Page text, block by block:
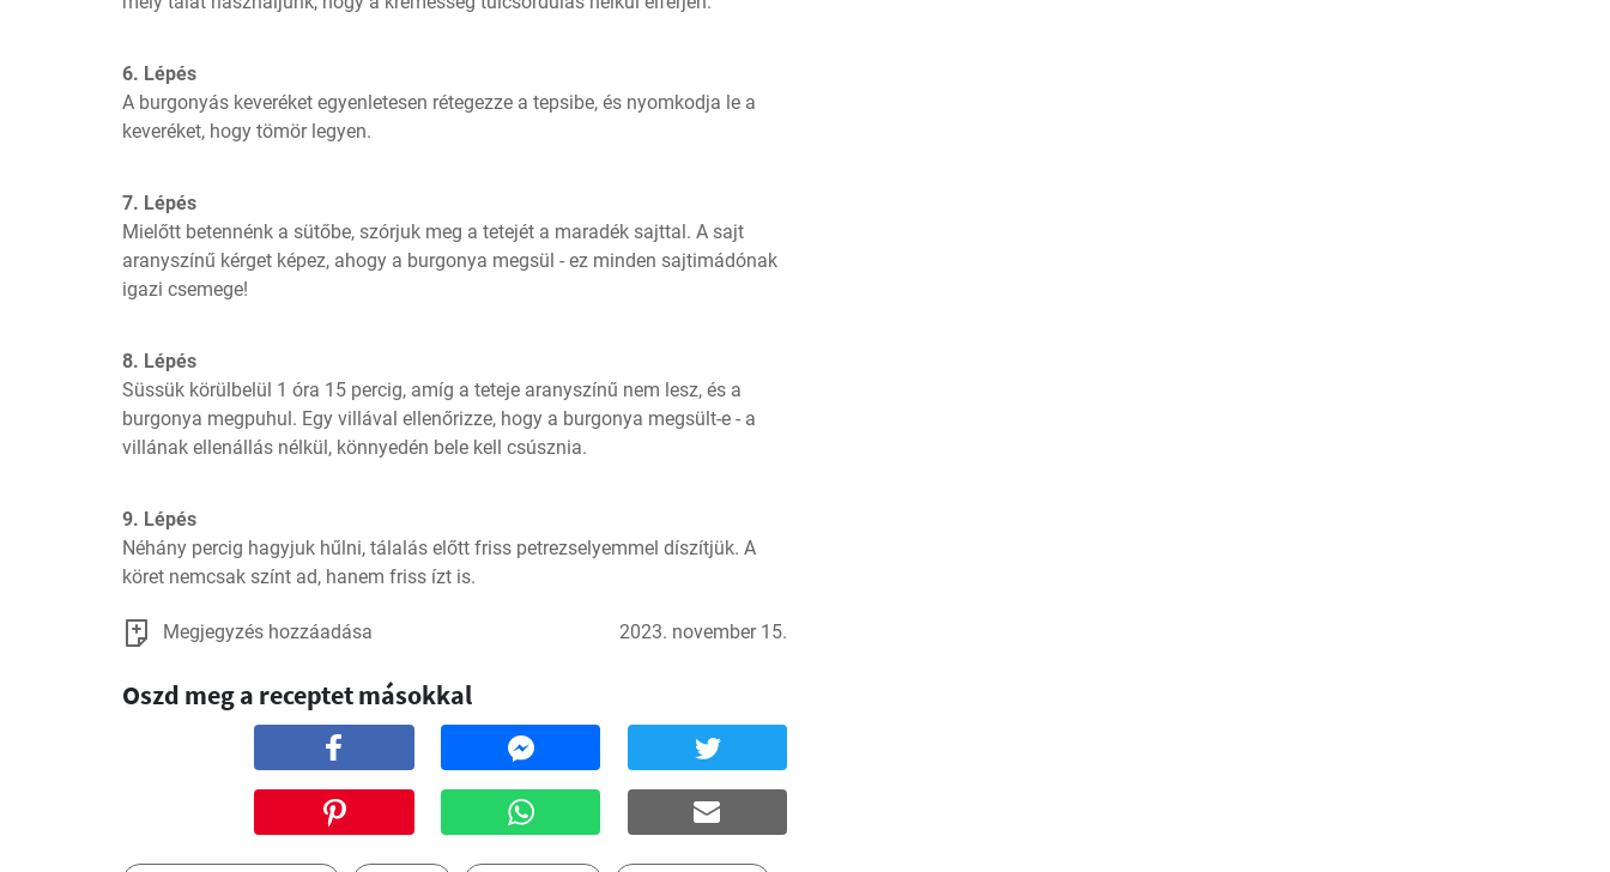
6. Lépés
A burgonyás keveréket egyenletesen rétegezze a tepsibe, és nyomkodja le a
keveréket, hogy tömör legyen.
7. Lépés
Mielőtt betennénk a sütőbe, szórjuk meg a tetejét a maradék sajttal. A sajt
aranyszínű kérget képez, ahogy a burgonya megsül - ez minden sajtimádónak
igazi csemege!
8. Lépés
Süssük körülbelül 1 óra 15 percig, amíg a teteje aranyszínű nem lesz, és a
burgonya megpuhul. Egy villával ellenőrizze, hogy a burgonya megsült-e - a
villának ellenállás nélkül, könnyedén bele kell csúsznia.
9. Lépés
Néhány percig hagyjuk hűlni, tálalás előtt friss petrezselyemmel díszítjük. A
köret nemcsak színt ad, hanem friss ízt is.
Megjegyzés hozzáadása 2023. november 15.
Oszd meg a receptet másokkal